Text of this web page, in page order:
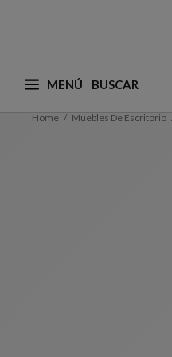
MENÚ
¿Qué está
Home Muebles De Escritorio